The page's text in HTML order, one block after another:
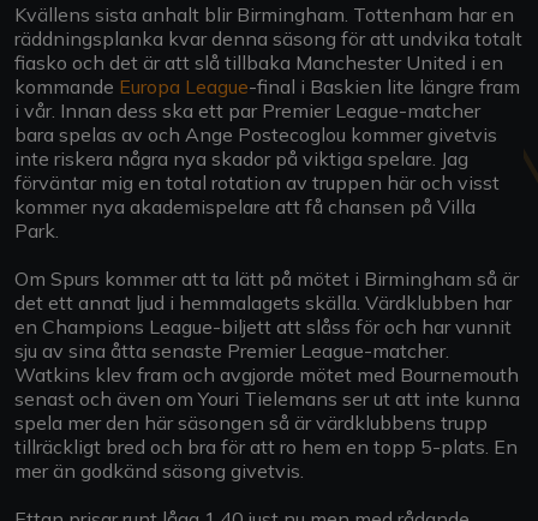
Kvällens sista anhalt blir Birmingham. Tottenham har en
räddningsplanka kvar denna säsong för att undvika totalt
fiasko och det är att slå tillbaka Manchester United i en
kommande Europa League-final i Baskien lite längre fram
i vår. Innan dess ska ett par Premier League-matcher
bara spelas av och Ange Postecoglou kommer givetvis
inte riskera några nya skador på viktiga spelare. Jag
förväntar mig en total rotation av truppen här och visst
kommer nya akademispelare att få chansen på Villa
Park.
Om Spurs kommer att ta lätt på mötet i Birmingham så är
det ett annat ljud i hemmalagets skälla. Värdklubben har
en Champions League-biljett att slåss för och har vunnit
sju av sina åtta senaste Premier League-matcher.
Watkins klev fram och avgjorde mötet med Bournemouth
senast och även om Youri Tielemans ser ut att inte kunna
spela mer den här säsongen så är värdklubbens trupp
tillräckligt bred och bra för att ro hem en topp 5-plats. En
mer än godkänd säsong givetvis.